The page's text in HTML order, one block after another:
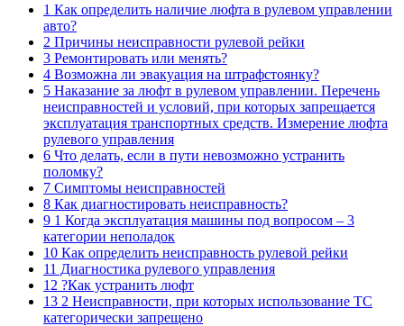
1 Как определить наличие люфта в рулевом управлении
авто?
2 Причины неисправности рулевой рейки
3 Ремонтировать или менять?
4 Возможна ли эвакуация на штрафстоянку?
5 Наказание за люфт в рулевом управлении. Перечень
неисправностей и условий, при которых запрещается
эксплуатация транспортных средств. Измерение люфта
рулевого управления
6 Что делать, если в пути невозможно устранить
поломку?
7 Симптомы неисправностей
8 Как диагностировать неисправность?
9 1 Когда эксплуатация машины под вопросом – 3
категории неполадок
10 Как определить неисправность рулевой рейки
11 Диагностика рулевого управления
12 ?Как устранить люфт
13 2 Неисправности, при которых использование ТС
категорически запрещено